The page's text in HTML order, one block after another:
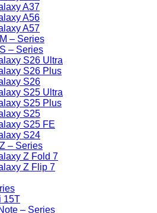
A37
A56
A57
– Series
– Series
S26 Ultra
S26 Plus
S26
S25 Ultra
S25 Plus
S25
S25 FE
S24
– Series
Z Fold 7
Z Flip 7
15T
– Series